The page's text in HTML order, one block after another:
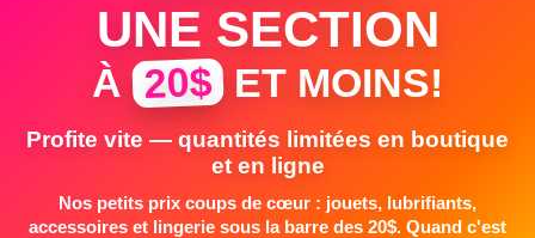
UNE SECTION
À 20$ ET MOINS!
Profite vite — quantités limitées en boutique
et en ligne
Nos petits prix coups de cœur : jouets, lubrifiants,
accessoires et lingerie sous la barre des 20$. Quand c'est